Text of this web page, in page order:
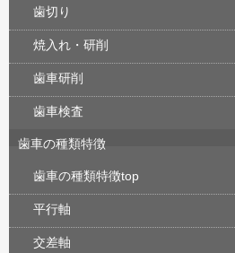
歯切り
焼入れ・研削
歯車研削
歯車検査
歯車の種類特徴
歯車の種類特徴top
平行軸
交差軸